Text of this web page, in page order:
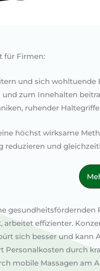
für Firmen:
und sich
zum Innehalten
ruhender
höchst wirksame
reduzieren und
arbeitet effizienter.
sich besser und kann
Personalkosten durch
mobile Massagen am